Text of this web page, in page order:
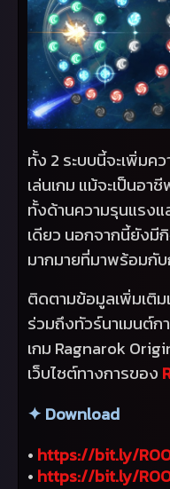
ทั้ง 2 ระบบนี้จะเพิ่มค
เล่นเกม แม้จะเป็นอ
ทั้งด้านความรุนแรง
เดียว นอกจากนี้ยัง
มากมายที่มาพร้อมกั
ติดตามข้อมูลเพิ่มเติ
ร่วมถึงทัวร์นาเมนต์ก
เกม Ragnarok
เว็บไซต์ทางการของ
✦ Download
• https://bit.ly/
• https://bit.ly/